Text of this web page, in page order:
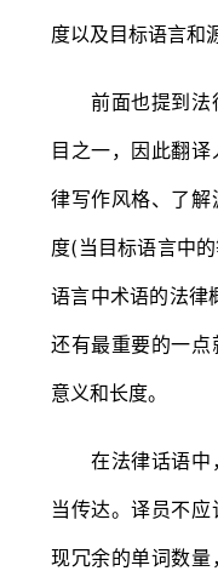
度以及目标语言和
前面也提到法
目之一，因此翻
律写作风格、了
度(当目标语言中
语言中术语的法律
还有最重要的一
意义和长度。
在法律话语中
当传达。译员不
现冗余的单词数